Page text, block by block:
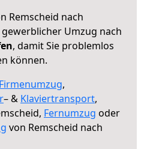
Remscheid nach
Umzug nach
, damit Sie problemlos
können.
Firmenumzug,
– & Klaviertransport,
Fernumzug oder
von Remscheid nach